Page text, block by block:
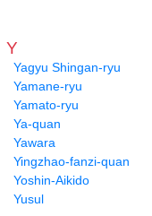
Y
Yagyu Shingan-ryu
Yamane-ryu
Yamato-ryu
Ya-quan
Yawara
Yingzhao-fanzi-quan
Yoshin-Aikido
Yusul